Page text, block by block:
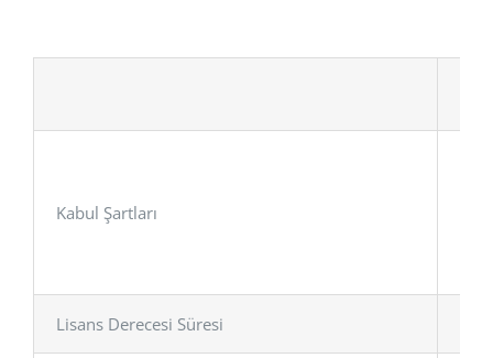
Kabul Şartları
Lisans Derecesi Süresi